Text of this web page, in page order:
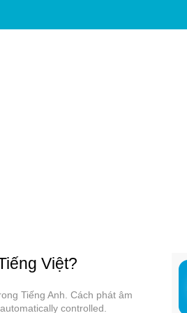
Việt?
Tiếng Anh. Cách phát âm
controlled.